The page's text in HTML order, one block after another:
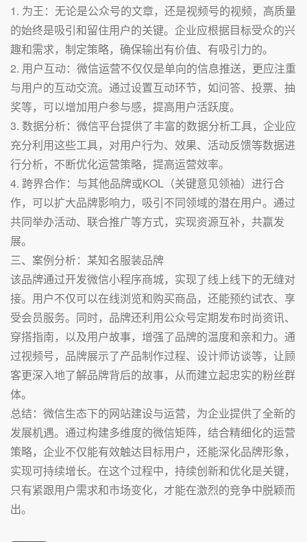
1. 为王：无论是公众号的文章，还是视频号的视频，高质量
的始终是吸引和留住用户的关键。企业应根据目标受众的兴
趣和需求，制定策略，确保输出有价值、有吸引力的。
2. 用户互动：微信运营不仅仅是单向的信息推送，更应注重
与用户的互动交流。通过设置互动环节，如问答、投票、抽
奖等，可以增加用户参与感，提高用户活跃度。
3. 数据分析：微信平台提供了丰富的数据分析工具，企业应
充分利用这些工具，对用户行为、效果、活动反馈等数据进
行分析，不断优化运营策略，提高运营效率。
4. 跨界合作：与其他品牌或KOL（关键意见领袖）进行合
作，可以扩大品牌影响力，吸引不同领域的潜在用户。通过
共同举办活动、联合推广等方式，实现资源互补，共赢发
展。
三、案例分析：某知名服装品牌
该品牌通过开发微信小程序商城，实现了线上线下的无缝对
接。用户不仅可以在线浏览和购买商品，还能预约试衣、享
受会员服务。同时，品牌还利用公众号定期发布时尚资讯、
穿搭指南，以及用户故事，增强了品牌的温度和亲和力。通
过视频号，品牌展示了产品制作过程、设计师访谈等，让顾
客更深入地了解品牌背后的故事，从而建立起忠实的粉丝群
体。
总结：微信生态下的网站建设与运营，为企业提供了全新的
发展机遇。通过构建多维度的微信矩阵，结合精细化的运营
策略，企业不仅能有效触达目标用户，还能深化品牌形象，
实现可持续增长。在这个过程中，持续创新和优化是关键，
只有紧跟用户需求和市场变化，才能在激烈的竞争中脱颖而
出。